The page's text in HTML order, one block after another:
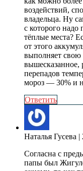
воздействий,
владельца. Ну
с которого надо
тёплые места?
от этого
выполняет
вышесказанное,
перепадов
мороз — 30% и
Ответить
Наталья Гусева |
Согласна с
папы был